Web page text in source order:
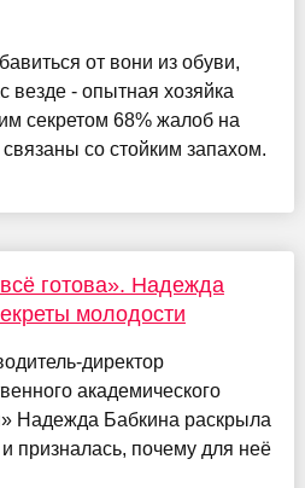
от вони из обуви,
везде - опытная хозяйка
секретом 68% жалоб на
со стойким запахом.
готова». Надежда
молодости
директор
академического
Надежда Бабкина раскрыла
призналась, почему для неё